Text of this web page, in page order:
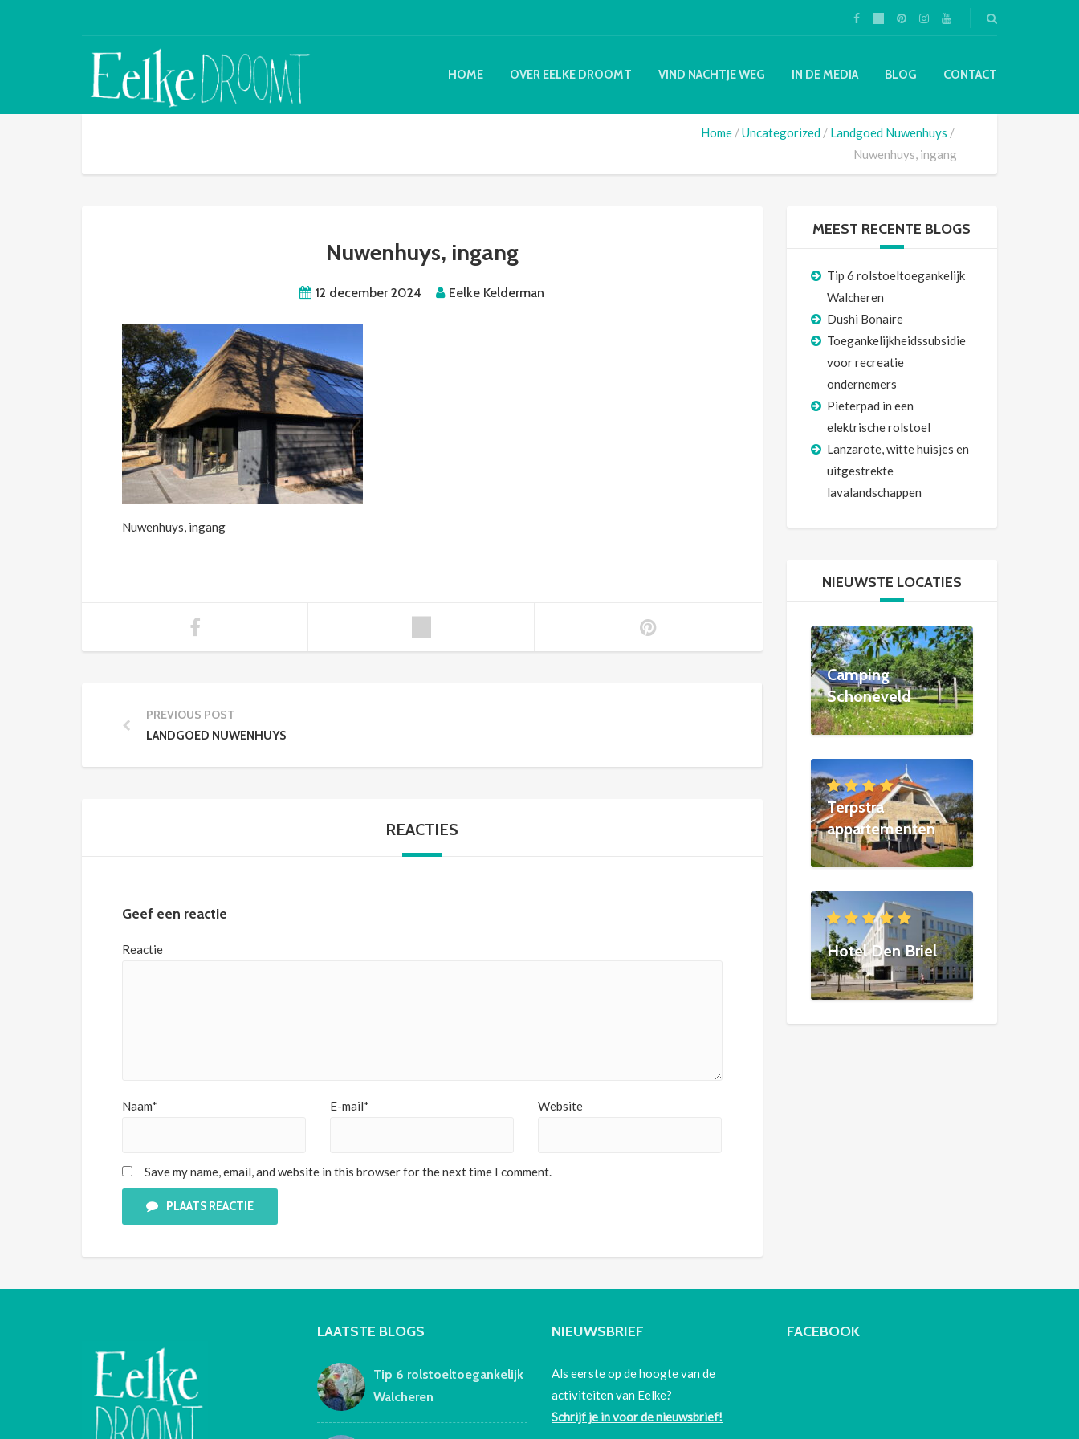
HOME OVER EELKE DROOMT VIND NACHTJE WEG IN DE MEDIA BLOG CONTACT
Home Uncategorized
Landgoed Nuwenhuys
Nuwenhuys, ingang
Nuwenhuys, ingang
12 december 2024 Eelke Kelderman
Nuwenhuys, ingang
PREVIOUS POST
LANDGOED NUWENHUYS
REACTIES
Geef een reactie
Reactie
Naam* E-mail* Website
Save my name, email, and website in this browser for the next time I comment.
PLAATS REACTIE
MEEST RECENTE BLOGS
Tip 6 rolstoeltoegankelijk
Walcheren
Dushi Bonaire
Toegankelijkheidssubsidie
voor recreatie
ondernemers
Pieterpad in een
elektrische rolstoel
Lanzarote, witte huisjes en
uitgestrekte
lavalandschappen
NIEUWSTE LOCATIES
Camping
Schoneveld
Terpstra
appartementen
Hotel Den Briel
LAATSTE BLOGS
Tip 6 rolstoeltoegankelijk
Walcheren
NIEUWSBRIEF
Als eerste op de hoogte van de
activiteiten van Eelke?
Schrijf je in voor de nieuwsbrief!
FACEBOOK